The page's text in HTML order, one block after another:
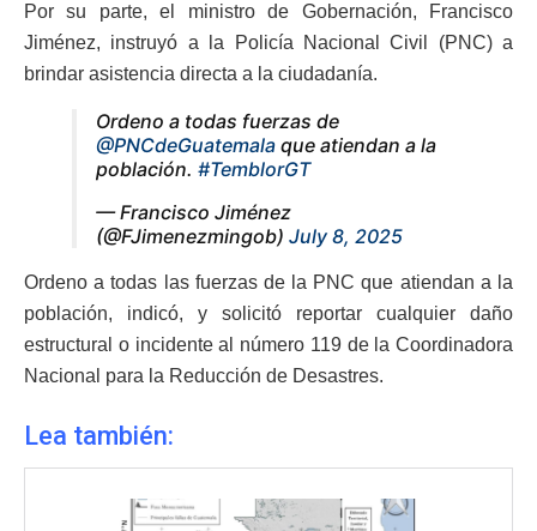
Por su parte, el ministro de Gobernación, Francisco
Jiménez, instruyó a la Policía Nacional Civil (PNC) a
brindar asistencia directa a la ciudadanía.
Ordeno a todas fuerzas de
@PNCdeGuatemala que atiendan a la
población. #TemblorGT
— Francisco Jiménez
(@FJimenezmingob) July 8, 2025
Ordeno a todas las fuerzas de la PNC que atiendan a la
población, indicó, y solicitó reportar cualquier daño
estructural o incidente al número 119 de la Coordinadora
Nacional para la Reducción de Desastres.
Lea también: